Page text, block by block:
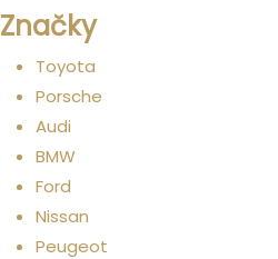
Značky
Toyota
Porsche
Audi
BMW
Ford
Nissan
Peugeot